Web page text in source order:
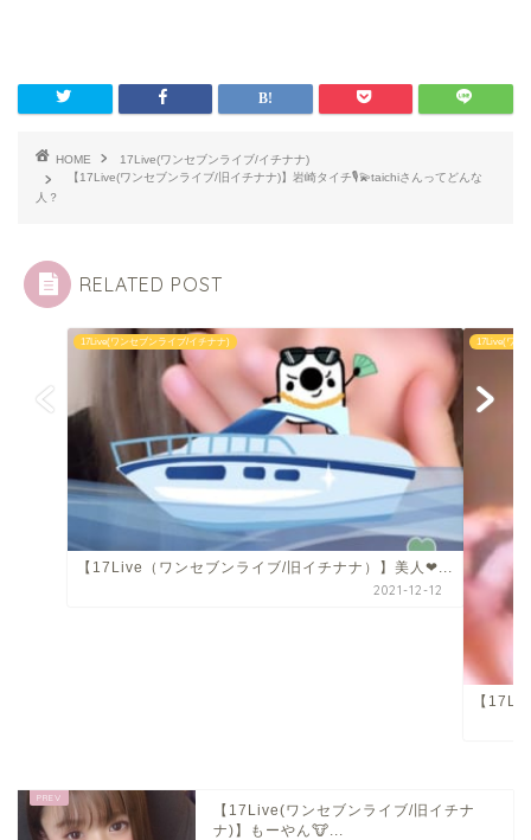
HOME
17Live(ワンセブンライブ/イチナナ)
【17Live(ワンセブンライブ/旧イチナナ)】岩崎タイチ🎙️💫taichiさんってどんな
人？
RELATED POST
17Live(ワンセブンライブ/イチナナ)
【17Live（ワンセブンライブ/旧イチナナ）】美人❤...
2021-12-12
17Live(ワン
【
【17Live(ワンセブンライブ/旧イチナ
ナ)】もーやん🐮...